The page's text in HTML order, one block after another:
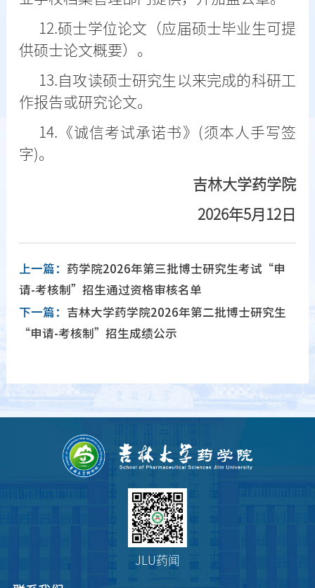
12.硕士学位论文（应届硕士毕业生可提
供硕士论文概要）。
13.自攻读硕士研究生以来完成的科研工
作报告或研究论文。
14.《诚信考试承诺书》(须本人手写签
字)。
吉林大学药学院
2026年5月12日
上一篇： 药学院2026年第三批博士研究生考试“申
请-考核制”招生通过资格审核名单
下一篇： 吉林大学药学院2026年第二批博士研究生
“申请-考核制”招生成绩公示
JLU药闻